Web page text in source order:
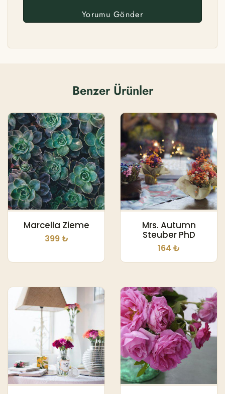
Benzer Ürünler
Marcella Zieme
399 ₺
Mrs. Autumn
Steuber PhD
164 ₺